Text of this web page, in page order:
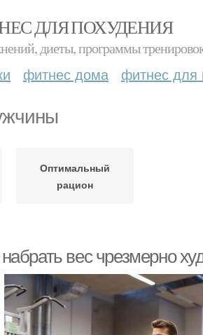
ДЛЯ ПОХУДЕНИЯ
диеты, программы
фитнес дома фитнес для
Оптимальный
рацион
вес чрезмерно